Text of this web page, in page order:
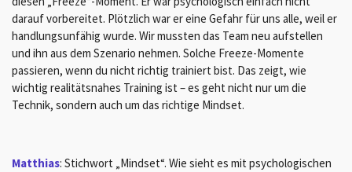
darauf vorbereitet. Plötzlich war er eine Gefahr für uns alle, weil er
handlungsunfähig wurde. Wir mussten das Team neu aufstellen
und ihn aus dem Szenario nehmen. Solche Freeze-Momente
passieren, wenn du nicht richtig trainiert bist. Das zeigt, wie
wichtig realitätsnahes Training ist – es geht nicht nur um die
Technik, sondern auch um das richtige Mindset.
Matthias: Stichwort „Mindset“. Wie sieht es mit psychologischen